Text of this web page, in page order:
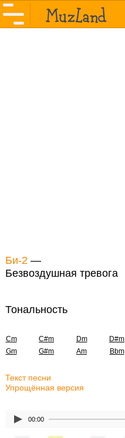
Би-2 —
Безвоздушная тревога
Тональность
Cm C#m Dm D#m
Gm
G#m Am Bbm
Текст песни
Упрощённая версия
00:00